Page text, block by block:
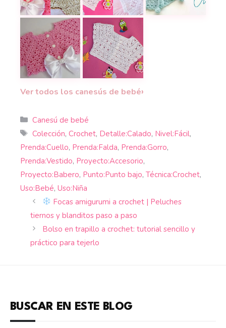
Vestidos de bebé con canesús a crochet: una
Cómo adaptar patrones de
Paso a paso de
TUTORIAL GRATIS de Canesú Motivo a Crochet
CÓMO TEJER GRATIS Hermoso
Ver todos los canesús de bebé›
Categorías
Canesú de bebé
Etiquetas
Colección, Crochet, Detalle:Calado, Nivel:Fácil,
Prenda:Cuello, Prenda:Falda, Prenda:Gorro,
Prenda:Vestido, Proyecto:Accesorio,
Proyecto:Babero, Punto:Punto bajo, Técnica:Crochet,
Uso:Bebé, Uso:Niña
Focas amigurumi a crochet | Peluches
tiernos y blanditos paso a paso
Bolso en trapillo a crochet: tutorial sencillo y
práctico para tejerlo
BUSCAR EN ESTE BLOG